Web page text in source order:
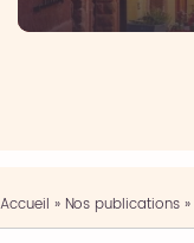
Accueil » Nos publications»